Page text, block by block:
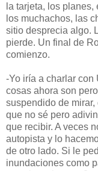
la tarjeta, los
los muchachos, las
sitio desprecia algo.
pierde. Un final de
comienzo.
-Yo iría a charlar con
cosas ahora son
suspendido de
que no sé pero
que recibir. A veces
autopista y lo
de otro lado. Si le
inundaciones como